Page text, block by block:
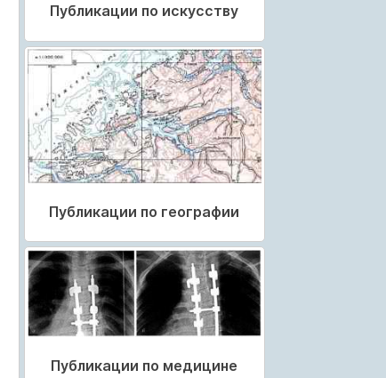
Публикации по искусству
Публикации по географии
Публикации по медицине